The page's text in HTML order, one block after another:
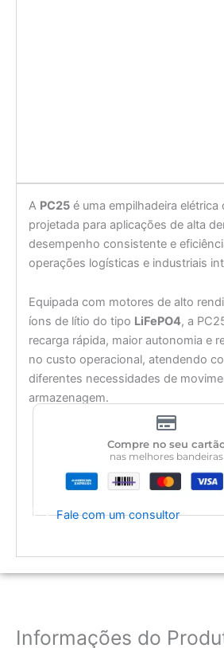
A PC25 é uma empilhadeira
projetada para aplicações de alta
desempenho consistente e
operações logísticas e industriais
Equipada com motores de alto
íons de lítio do tipo LiFePO4, a
recarga rápida, maior autonomia e
no custo operacional, atendendo
diferentes necessidades de
armazenagem.
Compre no seu
nas melhores bandeiras
Fale com um consultor
Informações do